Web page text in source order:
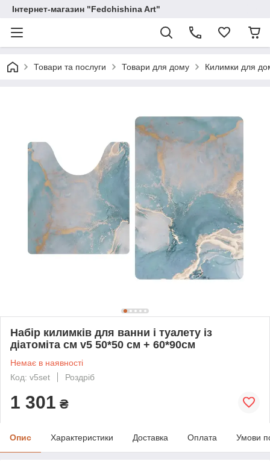
Інтернет-магазин "Fedchishina Art"
Товари та послуги Товари для дому Килимки для
Набір килимків для ванни і туалету із
діатоміта см v5 50*50 см + 60*90см
Немає в наявності
Код: v5set
Роздріб
1 301 ₴
Опис Характеристики Доставка Оплата Умови